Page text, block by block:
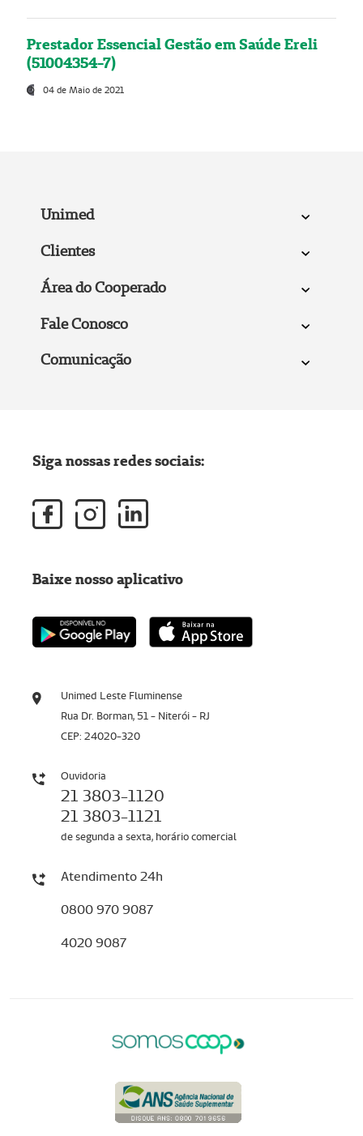
Prestador Essencial Gestão em Saúde Ereli
(51004354-7)
04 de Maio de 2021
Unimed
Clientes
Área do Cooperado
Fale Conosco
Comunicação
Unimed Leste Fluminense
Rua Dr. Borman, 51 - Niterói - RJ
CEP: 24020-320
Ouvidoria
21 3803-1120
21 3803-1121
de segunda a sexta, horário comercial
Atendimento 24h
0800 970 9087
4020 9087
Siga nossas redes sociais:
Baixe nosso aplicativo